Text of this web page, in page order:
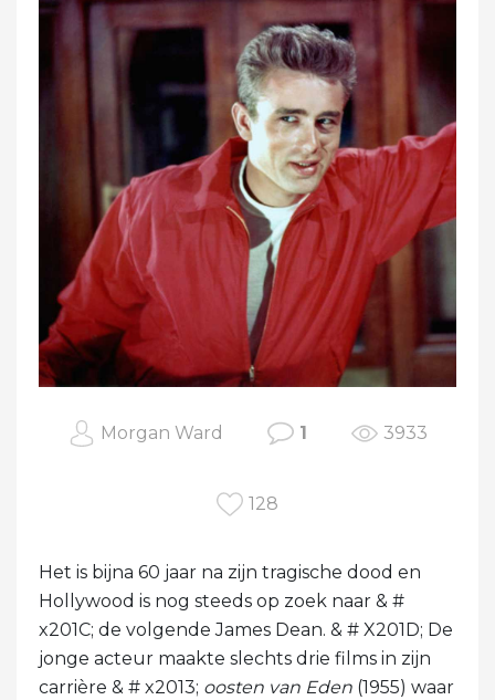
Morgan Ward 1 3933
128
Het is bijna 60 jaar na zijn tragische dood en
Hollywood is nog steeds op zoek naar & #
x201C; de volgende James Dean. & # X201D; De
jonge acteur maakte slechts drie films in zijn
carrière & # x2013; oosten van Eden (1955) waar